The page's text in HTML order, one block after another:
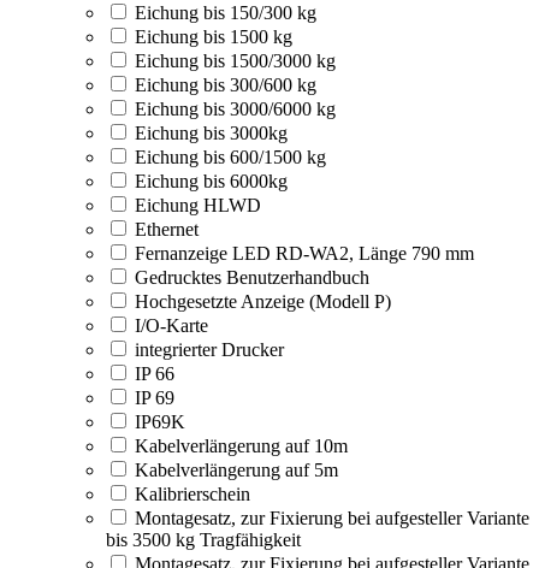
Eichung bis 150/300 kg
Eichung bis 1500 kg
Eichung bis 1500/3000 kg
Eichung bis 300/600 kg
Eichung bis 3000/6000 kg
Eichung bis 3000kg
Eichung bis 600/1500 kg
Eichung bis 6000kg
Eichung HLWD
Ethernet
Fernanzeige LED RD-WA2, Länge 790 mm
Gedrucktes Benutzerhandbuch
Hochgesetzte Anzeige (Modell P)
I/O-Karte
integrierter Drucker
IP 66
IP 69
IP69K
Kabelverlängerung auf 10m
Kabelverlängerung auf 5m
Kalibrierschein
Montagesatz, zur Fixierung bei aufgesteller Variante
bis 3500 kg Tragfähigkeit
Montagesatz, zur Fixierung bei aufgesteller Variante